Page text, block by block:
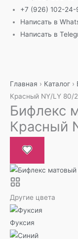
+7 (926) 102-24-
Написать в
Написать в
содержимому
Главная › Каталог ›
Красный NY/LY 80/
Бифлекс
Красный
Другие цвета
Фуксия